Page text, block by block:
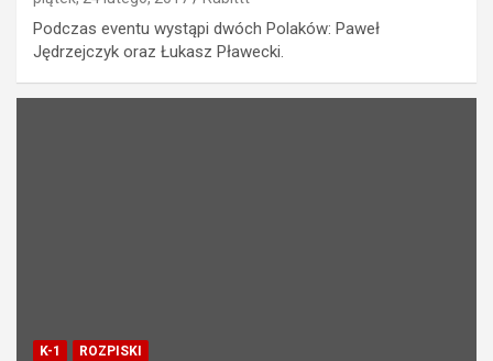
Podczas eventu wystąpi dwóch Polaków: Paweł
Jędrzejczyk oraz Łukasz Pławecki.
K-1 ROZPISKI